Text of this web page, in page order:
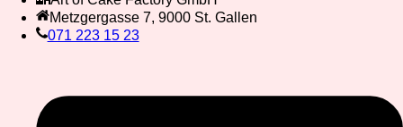
Metzgergasse 7, 9000 St. Gallen
071 223 15 23